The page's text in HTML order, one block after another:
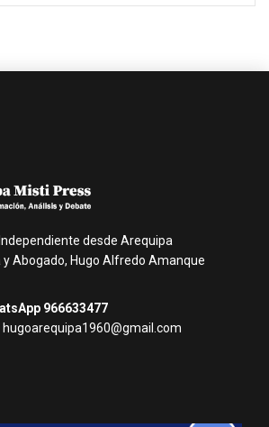
desde Arequipa
y Abogado, Hugo Alfredo Amanque
966633477